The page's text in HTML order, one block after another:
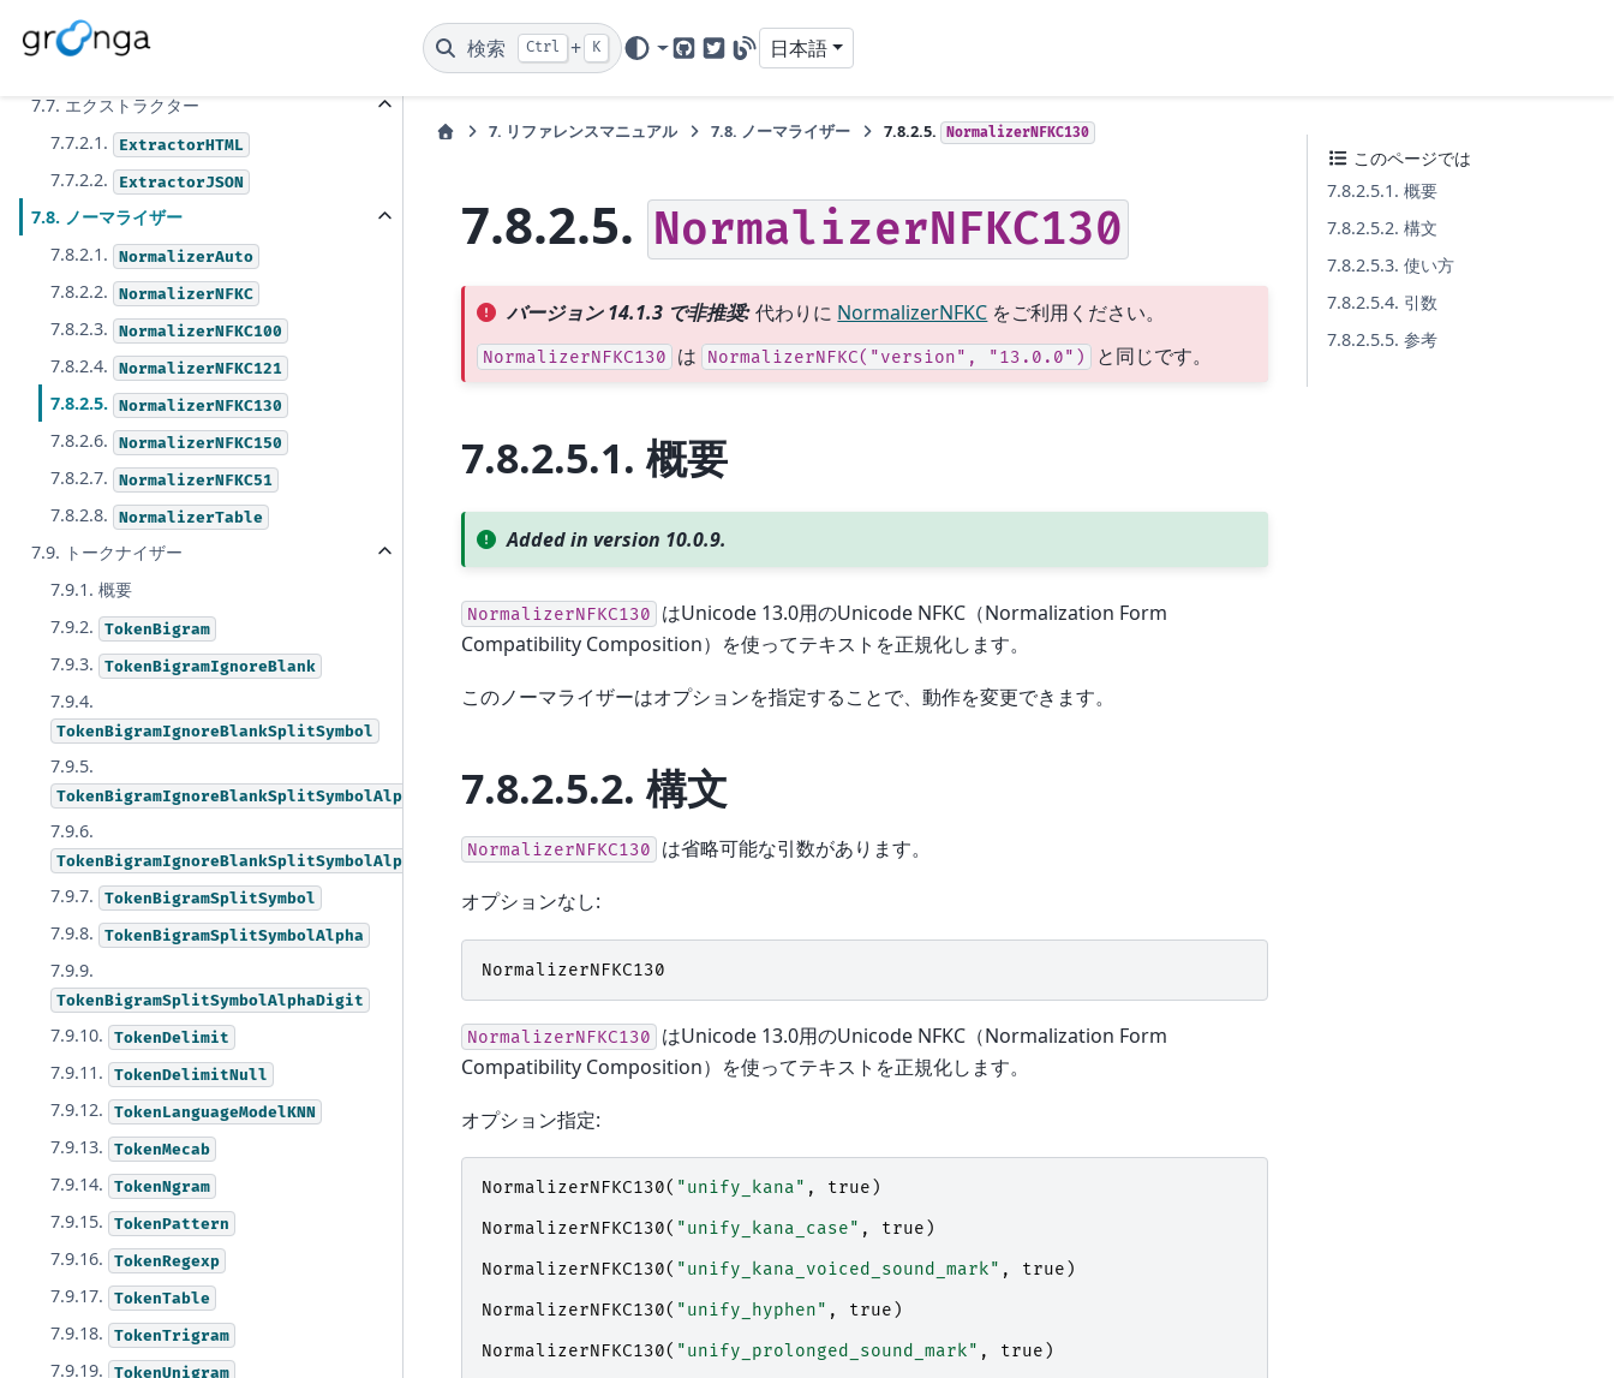
検索 Ctrl + K
GitHubTwitter
Blog
日本語
7.6.2.3. 擬似カラム
7.7. エクストラクター
7.7.2.1.
ExtractorHTML
7.7.2.2. ExtractorJSON
7.8. ノーマライザー
7.8.2.1.
NormalizerAuto
7.8.2.2. NormalizerNFKC
7.8.2.3. NormalizerNFKC100
7.8.2.4. NormalizerNFKC121
7.8.2.5. NormalizerNFKC130
7.8.2.6. NormalizerNFKC150
7.8.2.7. NormalizerNFKC51
7.8.2.8. NormalizerTable
7.9. トークナイザー
7.9.1. 概要
7.9.2.
TokenBigram
7.9.3. TokenBigramIgnoreBlank
7.9.4.
TokenBigramIgnoreBlankSplitSymbol
7.9.5.
TokenBigramIgnoreBlankSplitSymbolAlpha
7.9.6.
TokenBigramIgnoreBlankSplitSymbolAlphaDigit
7.9.7. TokenBigramSplitSymbol
7.9.8. TokenBigramSplitSymbolAlpha
7.9.9.
TokenBigramSplitSymbolAlphaDigit
7.9.10. TokenDelimit
7.9.11. TokenDelimitNull
7.9.12. TokenLanguageModelKNN
7.9.13. TokenMecab
7.9.14. TokenNgram
7.9.15. TokenPattern
7.9.16. TokenRegexp
7.9.17. TokenTable
7.9.18. TokenTrigram
7.9.19. TokenUnigram
7. リファレンスマニュアル 7.8. ノーマライザー 7.8.2.5. NormalizerNFKC130
7.8.2.5. NormalizerNFKC130
バージョン 14.1.3 で非推奨:代わりに NormalizerNFKC をご利用ください。
NormalizerNFKC130 は NormalizerNFKC("version", "13.0.0") と同じです。
7.8.2.5.1.概要
Added in version 10.0.9.
NormalizerNFKC130
はUnicode 13.0用のUnicode NFKC（Normalization Form
Compatibility Composition）を使ってテキストを正規化します。
このノーマライザーはオプションを指定することで、動作を変更できます。
7.8.2.5.2. 構文
NormalizerNFKC130 は省略可能な引数があります。
オプションなし:
NormalizerNFKC130
NormalizerNFKC130
はUnicode 13.0用のUnicode NFKC（Normalization Form
Compatibility Composition）を使ってテキストを正規化します。
オプション指定:
NormalizerNFKC130( "unify_kana" , true )
NormalizerNFKC130( "unify_kana_case" , true )
NormalizerNFKC130( "unify_kana_voiced_sound_mark" , true )
NormalizerNFKC130( "unify_hyphen" , true )
NormalizerNFKC130( "unify_prolonged_sound_mark" , true )
このページでは
7.8.2.5.1. 概要
7.8.2.5.2. 構文
7.8.2.5.3. 使い方
7.8.2.5.4. 引数
7.8.2.5.5. 参考